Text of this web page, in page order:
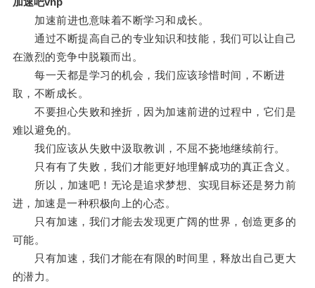
加速前进也意味着不断学习和成长。
通过不断提高自己的专业知识和技能，我们可以让自己
在激烈的竞争中脱颖而出。
每一天都是学习的机会，我们应该珍惜时间，不断进
取，不断成长。
不要担心失败和挫折，因为加速前进的过程中，它们是
难以避免的。
我们应该从失败中汲取教训，不屈不挠地继续前行。
只有有了失败，我们才能更好地理解成功的真正含义。
所以，加速吧！无论是追求梦想、实现目标还是努力前
进，加速是一种积极向上的心态。
只有加速，我们才能去发现更广阔的世界，创造更多的
可能。
只有加速，我们才能在有限的时间里，释放出自己更大
的潜力。